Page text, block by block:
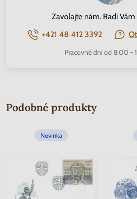
Zavolajte nám. Radi
+421 48 412 3392
Pracovné dni od 8.00 -
Podobné produkty
Novinka